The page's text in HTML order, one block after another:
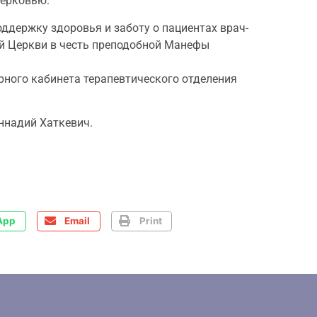
здоровья и заботу о пациентах врач-
Церкви в честь преподобной Манефы
кабинета терапевтического отделения
Хаткевич.
Email Print